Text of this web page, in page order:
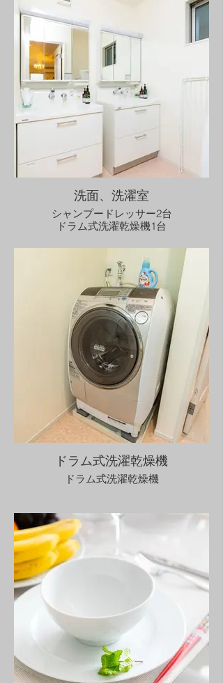
洗面、洗濯室
シャンプードレッサー2台
ドラム式洗濯乾燥機1台
ドラム式洗濯乾燥機
ドラム式洗濯乾燥機